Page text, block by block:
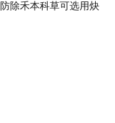
除禾本科草可选用炔